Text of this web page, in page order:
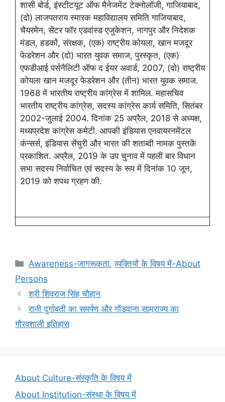
शासी बोर्ड, इंस्‍टीटयूट ऑफ मैनेजमेंट टेक्‍नोलॉजी, गाजियाबाद,
(दो) लाजपतराय स्‍मारक महाविद्यालय समिति गाजियाबाद,
चैयरमेन, सेंटर फॉर एडवांस्‍ड एजुकेशन, नागपुर और निदेशक
मंडल, हडकों, संरक्षक, (एक) राष्‍ट्रीय कोयला, खान मजदूर
फेडरेशन और (दो) भारत युवक समाज, पुरस्‍कृत, (एक)
एफडीआई पर्सनैलिटी ऑफ द ईयर अवार्ड, 2007, (दो) राष्‍ट्रीय
कोयला खान मजदूर फेडरेशन और (तीन) भारत युवक समाज.
1968 में भारतीय राष्‍ट्रीय कांग्रेस में शामिल. महासचिव
भारतीय राष्‍ट्रीय कांग्रेस, सदस्‍य कांग्रेस कार्य समिति, सितंबर
2002-जुलाई 2004. दिनांक 25 अप्रैल, 2018 से अध्‍यक्ष,
मध्‍यप्रदेश कांग्रेस कमेटी. आपकी इंडियास एनवायरनमेंटल
कंन्‍सर्स, इंडियास सेंचुरी और भारत की शताब्‍दी नामक पुस्‍तकें
प्रकाशित. अप्रैल, 2019 के उप चुनाव में पहली बार विधान
सभा सदस्य निर्वाचित एवं सदस्य के रूप में दिनांक 10 जून,
2019 को शपथ ग्रहण की.
Categories
Awareness-जागरूकता,व्यक्तियों के विषय में-About
Persons
श्री शिवराज सिंह चौहान
रानी दुर्गावती का समर्पण और गोंडवाना साम्राज्य का
गौरवशाली इतिहास
About Culture-संस्कृति के विषय में
About Institution-संस्था के विषय में